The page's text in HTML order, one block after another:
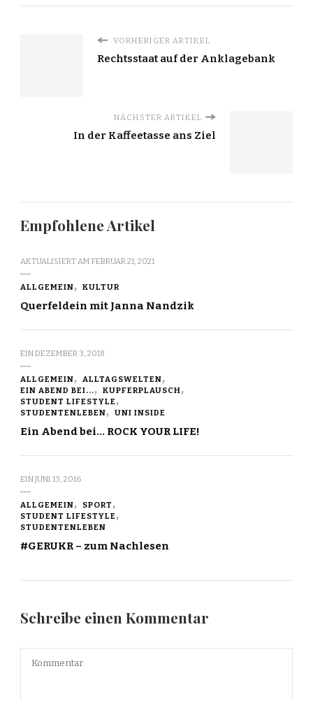
VORHERIGER ARTIKEL
Rechtsstaat auf der Anklagebank
NÄCHSTER ARTIKEL
In der Kaffeetasse ans Ziel
Empfohlene Artikel
AKTUALISIERT AM FEBRUAR 21, 2021
ALLGEMEIN KULTUR
Querfeldein mit Janna Nandzik
EINDEZEMBER 3, 2018
ALLGEMEIN
ALLTAGSWELTEN
EIN ABEND BEI...
KUPFERPLAUSCH
STUDENT LIFESTYLE
STUDENTENLEBEN
UNI INSIDE
Ein Abend bei… ROCK YOUR LIFE!
EINJUNI 13, 2016
ALLGEMEIN
SPORT
STUDENT LIFESTYLE
STUDENTENLEBEN
#GERUKR – zum Nachlesen
Schreibe einen Kommentar